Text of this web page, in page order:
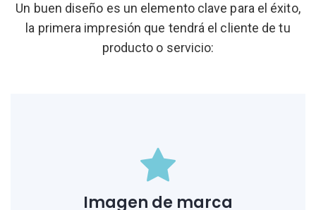
Un buen diseño es un elemento clave para el éxito,
la primera impresión que tendrá el cliente de tu
producto o servicio:
Imagen de marca